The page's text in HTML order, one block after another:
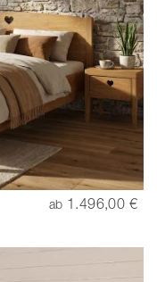
ab 1.496,00 €